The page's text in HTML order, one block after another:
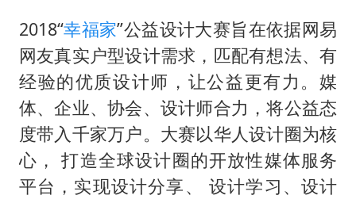
上门女婿出轨女邻居多年被判重婚罪
构建更高水平的全民健身公共服务体系
韩军前线部队连曝丑闻
云南一男子胃中取出180颗铁钉
奋力开创中国式现代化建设新局面
2018“幸福家”公益设计大赛旨在依据网易
网友真实户型设计需求，匹配有想法、有
经验的优质设计师，让公益更有力。媒
体、企业、协会、设计师合力，将公益态
度带入千家万户。大赛以华人设计圈为核
心， 打造全球设计圈的开放性媒体服务
平台，实现设计分享、 设计学习、设计